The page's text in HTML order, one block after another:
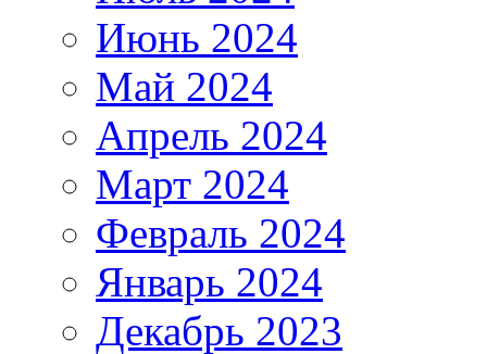
Июнь 2024
Май 2024
Апрель 2024
Март 2024
Февраль 2024
Январь 2024
Декабрь 2023